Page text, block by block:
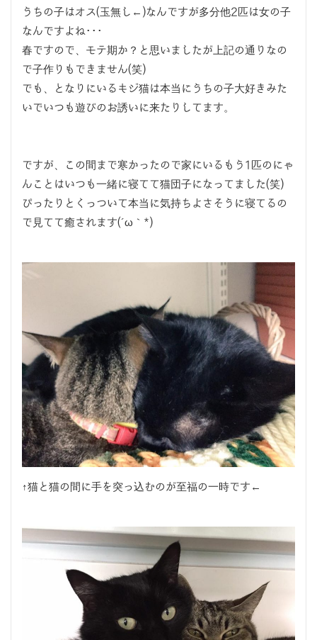
うちの子はオス(玉無し←)なんですが多分他2匹は女の子
なんですよね･･･
春ですので、モテ期か？と思いましたが上記の通りなの
で子作りもできません(笑)
でも、となりにいるキジ猫は本当にうちの子大好きみた
いでいつも遊びのお誘いに来たりしてます。
ですが、この間まで寒かったので家にいるもう1匹のにゃ
んことはいつも一緒に寝てて猫団子になってました(笑)
ぴったりとくっついて本当に気持ちよさそうに寝てるの
で見てて癒されます(´ω｀*)
↑猫と猫の間に手を突っ込むのが至福の一時です←